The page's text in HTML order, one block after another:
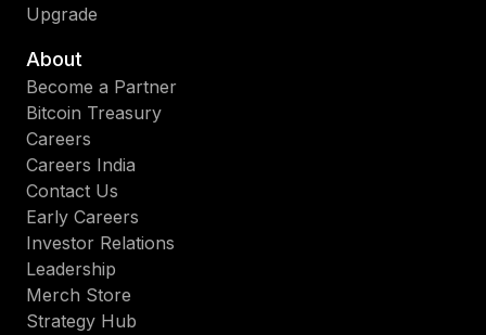
Upgrade
About
Become a Partner
Bitcoin Treasury
Careers
Careers India
Contact Us
Early Careers
Investor Relations
Leadership
Merch Store
Strategy Hub